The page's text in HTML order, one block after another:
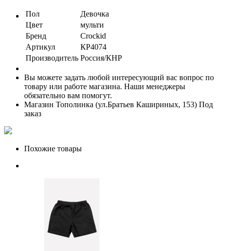
Пол
Девочка
Цвет
мульти
Бренд
Crockid
Артикул
КР4074
Производитель Россия/КНР
Вы можете задать любой интересующий вас вопрос по
товару или работе магазина. Наши менеджеры
обязательно вам помогут.
Магазин Тополинка (ул.Братьев Кашириных, 153) Под
заказ
Похожие товары